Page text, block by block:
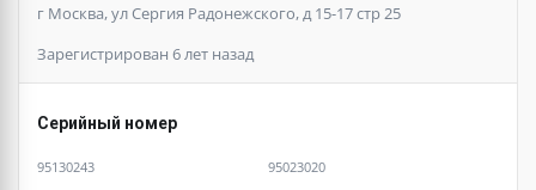
г Москва, ул Сергия Радонежского, д 15-17 стр 25
Зарегистрирован 6 лет назад
Серийный номер
95130243 95023020